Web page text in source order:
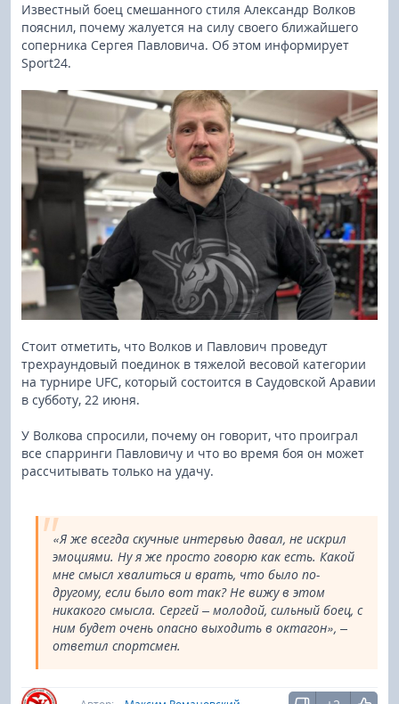
Известный боец смешанного стиля Александр Волков
пояснил, почему жалуется на силу своего ближайшего
соперника Сергея Павловича. Об этом информирует
Sport24.
Стоит отметить, что Волков и Павлович проведут
трехраундовый поединок в тяжелой весовой категории
на турнире UFC, который состоится в Саудовской Аравии
в субботу, 22 июня.
У Волкова спросили, почему он говорит, что проиграл
все спарринги Павловичу и что во время боя он может
рассчитывать только на удачу.
«Я же всегда скучные интервью давал, не искрил
эмоциями. Ну я же просто говорю как есть. Какой
мне смысл хвалиться и врать, что было по-
другому, если было вот так? Не вижу в этом
никакого смысла. Сергей – молодой, сильный боец, с
ним будет очень опасно выходить в октагон», –
ответил спортсмен.
UFC и MMA
Муай тай